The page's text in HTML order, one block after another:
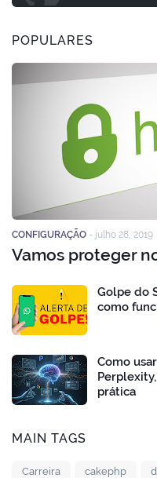
POPULARES
CONFIGURAÇÃO - julho 28, 2019
Vamos proteger
Golpe do
como
Como
prática
MAIN TAGS
Carreira cakephp